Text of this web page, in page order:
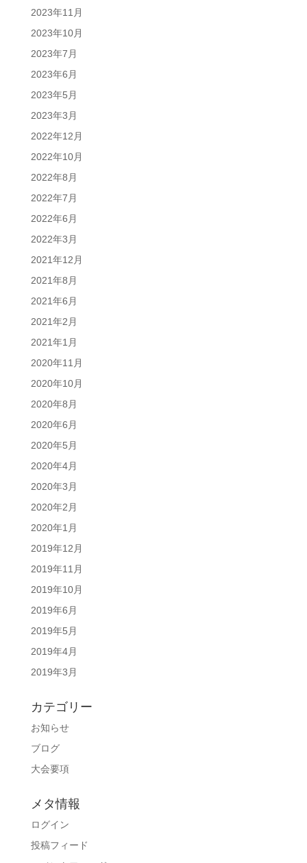
2023年11月
2023年10月
2023年7月
2023年6月
2023年5月
2023年3月
2022年12月
2022年10月
2022年8月
2022年7月
2022年6月
2022年3月
2021年12月
2021年8月
2021年6月
2021年2月
2021年1月
2020年11月
2020年10月
2020年8月
2020年6月
2020年5月
2020年4月
2020年3月
2020年2月
2020年1月
2019年12月
2019年11月
2019年10月
2019年6月
2019年5月
2019年4月
2019年3月
カテゴリー
お知らせ
ブログ
大会要項
メタ情報
ログイン
投稿フィード